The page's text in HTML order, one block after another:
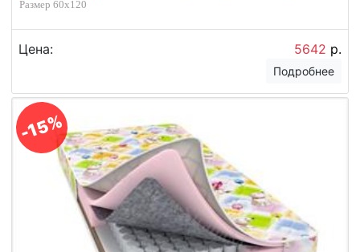
Размер 60х120
Цена: 5642 р.
Подробнее
-15%